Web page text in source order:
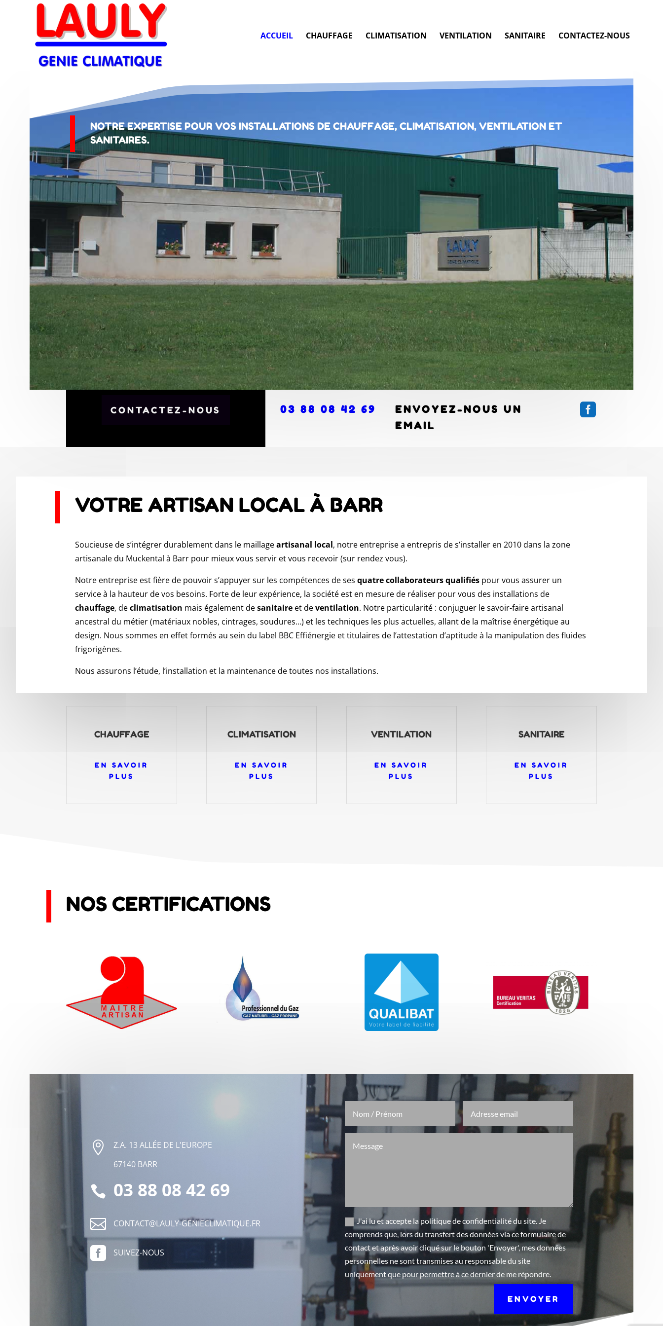
ACCUEIL CHAUFFAGE CLIMATISATION VENTILATION SANITAIRE CONTACTEZ-NOUS
NOTRE EXPERTISE POUR VOS INSTALLATIONS DE CHAUFFAGE, CLIMATISATION, VENTILATION ET
SANITAIRES.
CONTACTEZ-NOUS 03 88 08 42 69
ENVOYEZ-NOUS UN
EMAIL

VOTRE ARTISAN LOCAL À BARR
Soucieuse de s’intégrer durablement dans le maillageartisanal local, notre entreprise a entrepris de s’installer en 2010 dans la zone
artisanale du Muckental à Barr pour mieux vous servir et vous recevoir (sur rendez vous).
Notre entreprise est fière de pouvoir s’appuyer sur les compétences de ses quatre collaborateurs qualifiés pour vous assurer un
service à la hauteur de vos besoins. Forte de leur expérience, la société est en mesure de réaliser pour vous des installations de
chauffage, declimatisation mais également desanitaire et deventilation. Notre particularité : conjuguer le savoir-faire artisanal
ancestral du métier (matériaux nobles, cintrages, soudures…) et les techniques les plus actuelles, allant de la maîtrise énergétique au
design. Nous sommes en effet formés au sein du label BBC Effiénergie et titulaires de l’attestation d’aptitude à la manipulation des fluides
frigorigènes.
Nous assurons l’étude, l’installation et la maintenance de toutes nos installations.
CHAUFFAGE
EN SAVOIR
PLUS
CLIMATISATION
EN SAVOIR
PLUS
VENTILATION
EN SAVOIR
PLUS
SANITAIRE
EN SAVOIR
PLUS
NOS CERTIFICATIONS

Z.A. 13 ALLÉE DE L'EUROPE
67140 BARR
 03 88 08 42 69
 CONTACT@LAULY-GENIECLIMATIQUE.FR
 SUIVEZ-NOUS
J'ai lu et accepte la politique de confidentialité du site. Je
comprends que, lors du transfert des données via ce formulaire de
contact et après avoir cliqué sur le bouton 'Envoyer', mes données
personnelles ne sont transmises au responsable du site
uniquement que pour permettre à ce dernier de me répondre.
ENVOYER
Alternative: